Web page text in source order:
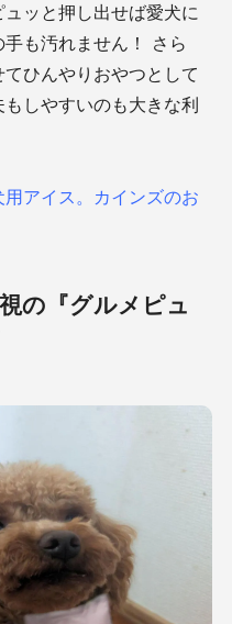
ッと押し出せば愛犬に
も汚れません！ さら
ひんやりおやつとして
しやすいのも大きな利
アイス。カインズのお
の『グルメピュ